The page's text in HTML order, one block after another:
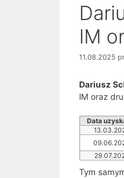
IM
11.08.2025
Dariusz
IM oraz
Data
Tym